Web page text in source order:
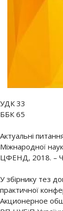
УДК 33
ББК 65
Актуальні
Міжнародної
ЦФЕНД, 2018. –
У збірнику тез
практичної
Акционерное